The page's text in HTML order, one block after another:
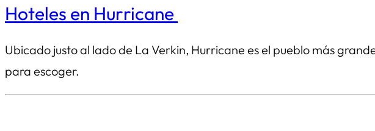
Hoteles en Hurricane
Ubicado justo al lado de La Verkin, Hurricane es el pueblo más
para escoger.